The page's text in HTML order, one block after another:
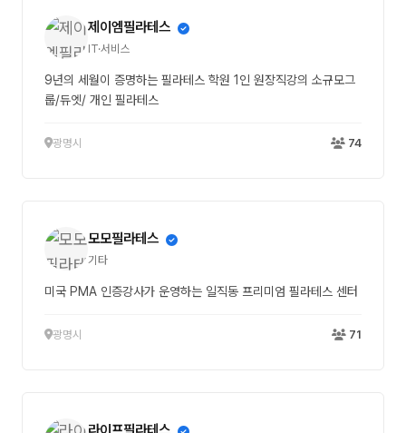
제이엠필라테스
IT·서비스
9년의 세월이 증명하는 필라테스 학원 1인 원장직강의 소규모그
룹/듀엣/ 개인 필라테스
광명시 74
모모필라테스
기타
미국 PMA 인증강사가 운영하는 일직동 프리미엄 필라테스 센터
광명시 71